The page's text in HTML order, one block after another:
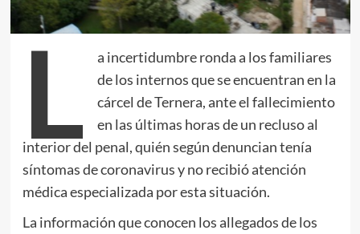
L
a incertidumbre ronda a los familiares
de los internos que se encuentran en la
cárcel de Ternera, ante el fallecimiento
en las últimas horas de un recluso al
interior del penal, quién según denuncian tenía
síntomas de coronavirus y no recibió atención
médica especializada por esta situación.
La información que conocen los allegados de los